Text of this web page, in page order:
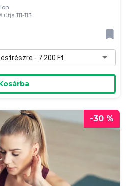
111-113
- 7 200 Ft
-30 %